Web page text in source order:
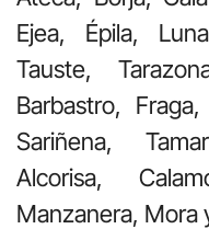
Ejea, Épila,
Tauste,
Barbastro,
Sariñena,
Alcorisa,
Manzanera, Mora